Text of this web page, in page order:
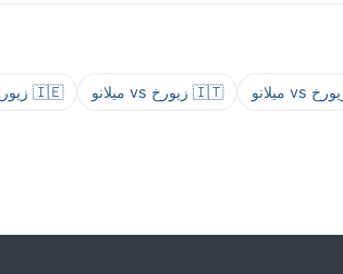
🇮🇹 زيورخ vs ميلانو 🇮🇪 زيورخ vs دبلن